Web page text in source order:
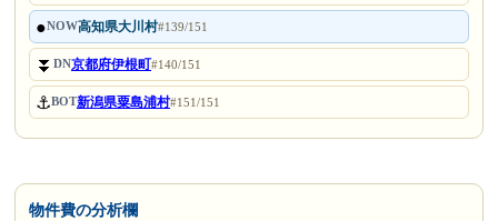
●NOW高知県大川村#139/151
⏬DN京都府伊根町#140/151
⚓BOT新潟県粟島浦村#151/151
物件費の分析欄